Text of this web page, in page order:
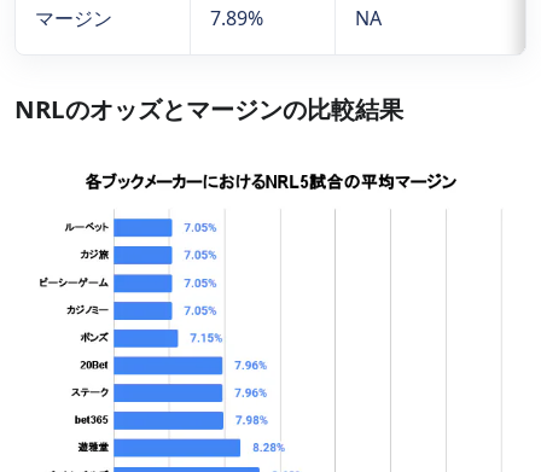
マージン 7.89% NA
NRLのオッズとマージンの比較結果